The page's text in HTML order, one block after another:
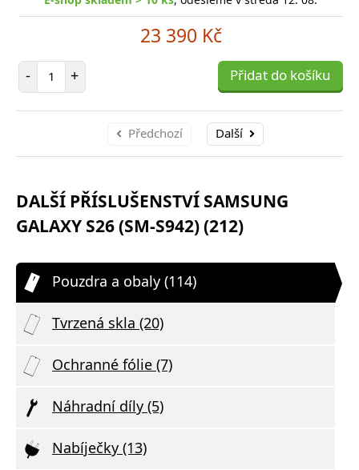
23 390 Kč
- Počet položek
+ Přidat do košíku
Předchozí Další
DALŠÍ PŘÍSLUŠENSTVÍ SAMSUNG
GALAXY S26 (SM-S942) (212)
Pouzdra a obaly (114)
Tvrzená skla (20)
Ochranné fólie (7)
Náhradní díly (5)
Nabíječky (13)